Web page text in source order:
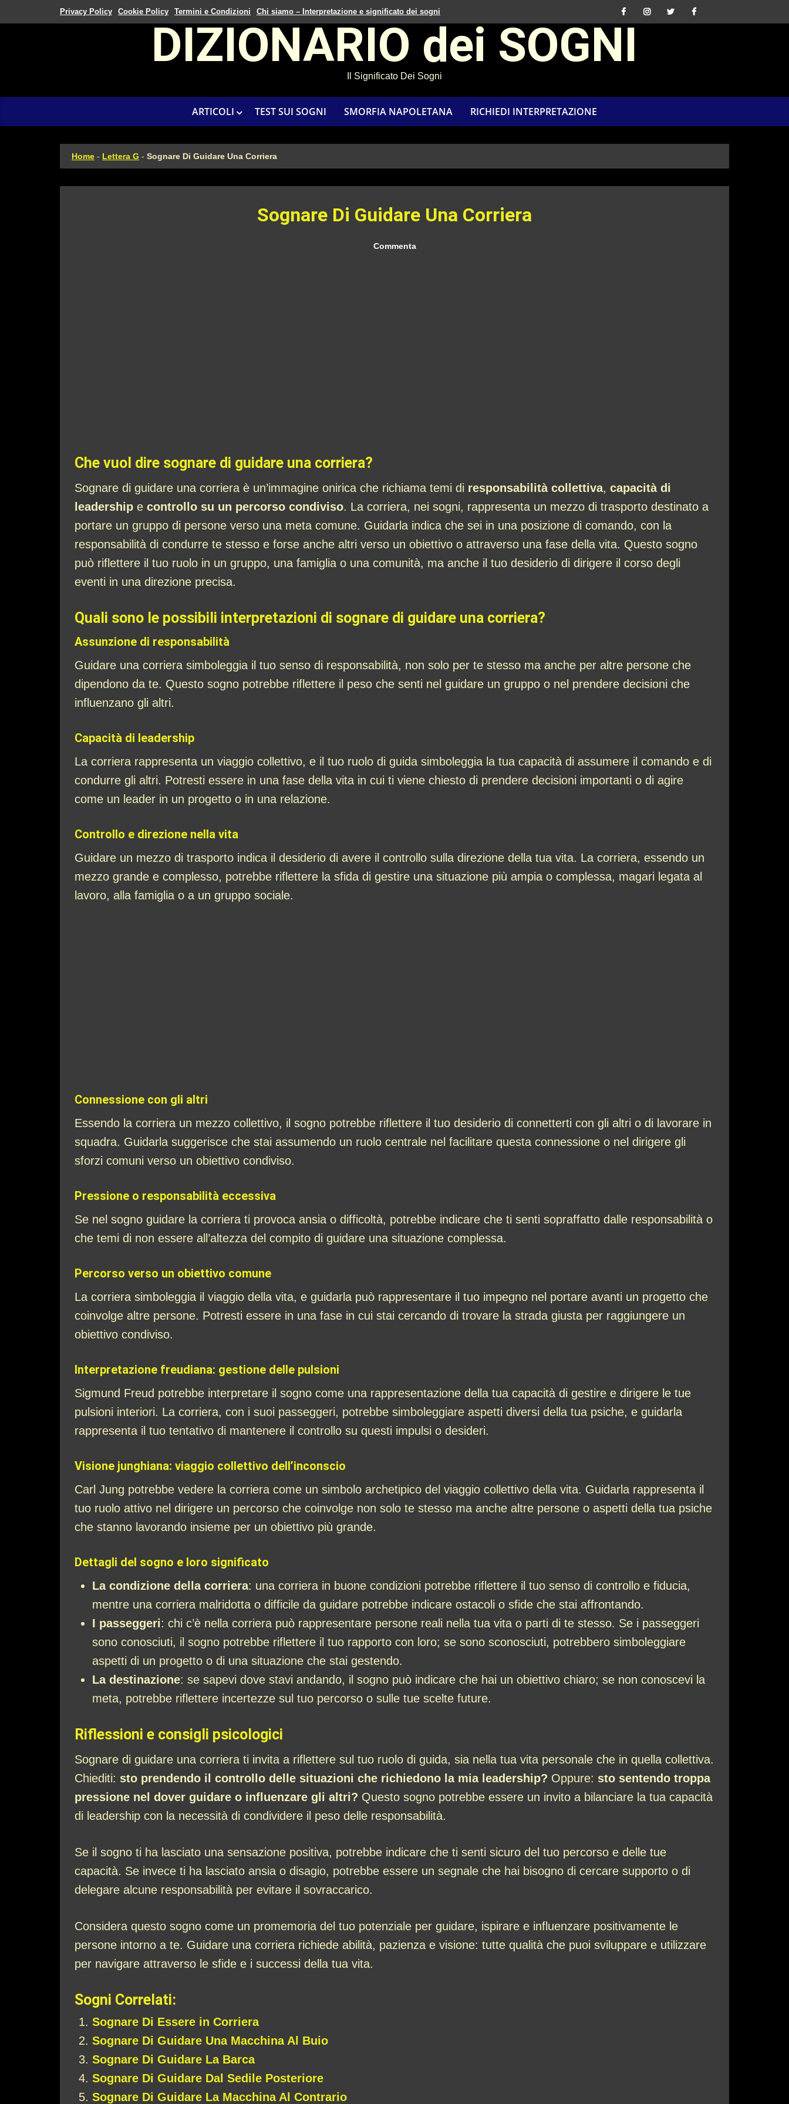
Privacy Policy Cookie Policy Termini e Condizioni Chi siamo – Interpretazione e significato dei sogni
DIZIONARIO dei SOGNI
Il Significato Dei Sogni
ARTICOLI TEST SUI SOGNI SMORFIA NAPOLETANA RICHIEDI INTERPRETAZIONE
Home - Lettera G - Sognare Di Guidare Una Corriera
Sognare Di Guidare Una Corriera
Commenta
Che vuol dire sognare di guidare una corriera?
Sognare di guidare una corriera è un’immagine onirica che richiama temi di responsabilità collettiva, capacità di
leadership e controllo su un percorso condiviso. La corriera, nei sogni, rappresenta un mezzo di trasporto destinato a
portare un gruppo di persone verso una meta comune. Guidarla indica che sei in una posizione di comando, con la
responsabilità di condurre te stesso e forse anche altri verso un obiettivo o attraverso una fase della vita. Questo sogno
può riflettere il tuo ruolo in un gruppo, una famiglia o una comunità, ma anche il tuo desiderio di dirigere il corso degli
eventi in una direzione precisa.
Quali sono le possibili interpretazioni di sognare di guidare una corriera?
Assunzione di responsabilità
Guidare una corriera simboleggia il tuo senso di responsabilità, non solo per te stesso ma anche per altre persone che
dipendono da te. Questo sogno potrebbe riflettere il peso che senti nel guidare un gruppo o nel prendere decisioni che
influenzano gli altri.
Capacità di leadership
La corriera rappresenta un viaggio collettivo, e il tuo ruolo di guida simboleggia la tua capacità di assumere il comando e di
condurre gli altri. Potresti essere in una fase della vita in cui ti viene chiesto di prendere decisioni importanti o di agire
come un leader in un progetto o in una relazione.
Controllo e direzione nella vita
Guidare un mezzo di trasporto indica il desiderio di avere il controllo sulla direzione della tua vita. La corriera, essendo un
mezzo grande e complesso, potrebbe riflettere la sfida di gestire una situazione più ampia o complessa, magari legata al
lavoro, alla famiglia o a un gruppo sociale.
Connessione con gli altri
Essendo la corriera un mezzo collettivo, il sogno potrebbe riflettere il tuo desiderio di connetterti con gli altri o di lavorare in
squadra. Guidarla suggerisce che stai assumendo un ruolo centrale nel facilitare questa connessione o nel dirigere gli
sforzi comuni verso un obiettivo condiviso.
Pressione o responsabilità eccessiva
Se nel sogno guidare la corriera ti provoca ansia o difficoltà, potrebbe indicare che ti senti sopraffatto dalle responsabilità o
che temi di non essere all’altezza del compito di guidare una situazione complessa.
Percorso verso un obiettivo comune
La corriera simboleggia il viaggio della vita, e guidarla può rappresentare il tuo impegno nel portare avanti un progetto che
coinvolge altre persone. Potresti essere in una fase in cui stai cercando di trovare la strada giusta per raggiungere un
obiettivo condiviso.
Interpretazione freudiana: gestione delle pulsioni
Sigmund Freud potrebbe interpretare il sogno come una rappresentazione della tua capacità di gestire e dirigere le tue
pulsioni interiori. La corriera, con i suoi passeggeri, potrebbe simboleggiare aspetti diversi della tua psiche, e guidarla
rappresenta il tuo tentativo di mantenere il controllo su questi impulsi o desideri.
Visione junghiana: viaggio collettivo dell’inconscio
Carl Jung potrebbe vedere la corriera come un simbolo archetipico del viaggio collettivo della vita. Guidarla rappresenta il
tuo ruolo attivo nel dirigere un percorso che coinvolge non solo te stesso ma anche altre persone o aspetti della tua psiche
che stanno lavorando insieme per un obiettivo più grande.
Dettagli del sogno e loro significato
La condizione della corriera: una corriera in buone condizioni potrebbe riflettere il tuo senso di controllo e fiducia,
mentre una corriera malridotta o difficile da guidare potrebbe indicare ostacoli o sfide che stai affrontando.
I passeggeri: chi c’è nella corriera può rappresentare persone reali nella tua vita o parti di te stesso. Se i passeggeri
sono conosciuti, il sogno potrebbe riflettere il tuo rapporto con loro; se sono sconosciuti, potrebbero simboleggiare
aspetti di un progetto o di una situazione che stai gestendo.
La destinazione: se sapevi dove stavi andando, il sogno può indicare che hai un obiettivo chiaro; se non conoscevi la
meta, potrebbe riflettere incertezze sul tuo percorso o sulle tue scelte future.
Riflessioni e consigli psicologici
Sognare di guidare una corriera ti invita a riflettere sul tuo ruolo di guida, sia nella tua vita personale che in quella collettiva.
Chiediti: sto prendendo il controllo delle situazioni che richiedono la mia leadership? Oppure: sto sentendo troppa
pressione nel dover guidare o influenzare gli altri? Questo sogno potrebbe essere un invito a bilanciare la tua capacità
di leadership con la necessità di condividere il peso delle responsabilità.
Se il sogno ti ha lasciato una sensazione positiva, potrebbe indicare che ti senti sicuro del tuo percorso e delle tue
capacità. Se invece ti ha lasciato ansia o disagio, potrebbe essere un segnale che hai bisogno di cercare supporto o di
delegare alcune responsabilità per evitare il sovraccarico.
Considera questo sogno come un promemoria del tuo potenziale per guidare, ispirare e influenzare positivamente le
persone intorno a te. Guidare una corriera richiede abilità, pazienza e visione: tutte qualità che puoi sviluppare e utilizzare
per navigare attraverso le sfide e i successi della tua vita.
Sogni Correlati:
Sognare Di Essere in Corriera
Sognare Di Guidare Una Macchina Al Buio
Sognare Di Guidare La Barca
Sognare Di Guidare Dal Sedile Posteriore
Sognare Di Guidare La Macchina Al Contrario